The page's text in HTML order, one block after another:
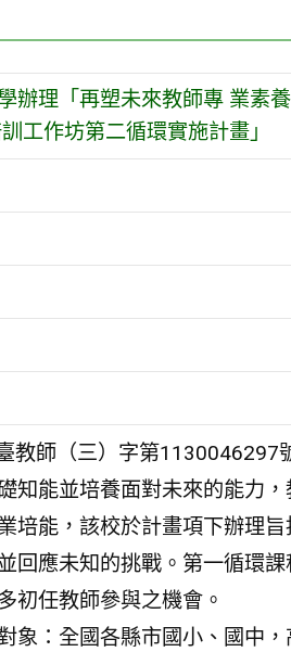
辦理「再塑未來教師專 業素
工作坊第二循環實施計畫」
教師（三）字第1130046297
知能並培養面對未來的能力
培能，該校於計畫項下辦理
回應未知的挑戰。第一循環
初任教師參與之機會。
象：全國各縣市國小、國中